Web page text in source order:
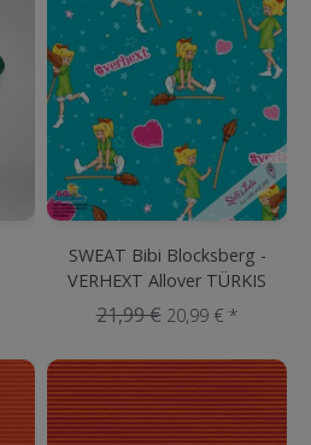
SWEAT Bibi Blocksberg -
VERHEXT Allover TÜRKIS
21,99 € 20,99 € *